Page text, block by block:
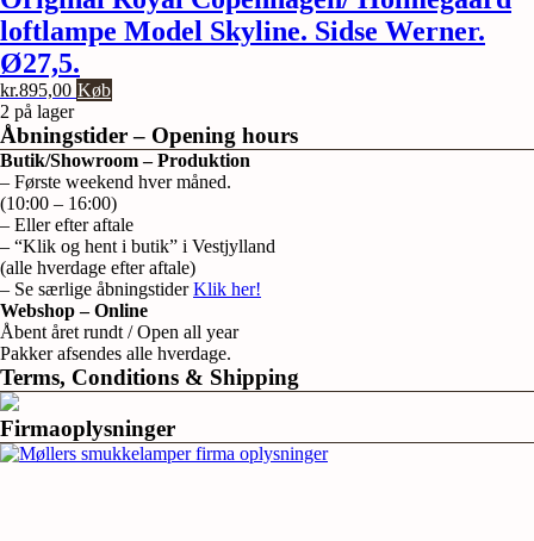
loftlampe Model Skyline. Sidse Werner.
Ø27,5.
kr.895,00 Køb
2 på lager
Åbningstider – Opening hours
Butik/Showroom – Produktion
– Første weekend hver måned.
(10:00 – 16:00)
– Eller efter aftale
– “Klik og hent i butik” i Vestjylland
(alle hverdage efter aftale)
– Se særlige åbningstiderKlik her!
Webshop – Online
Åbent året rundt / Open all year
Pakker afsendes alle hverdage.
Terms, Conditions & Shipping
Firmaoplysninger